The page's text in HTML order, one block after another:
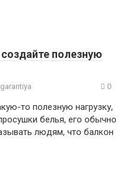
полезную
0
то полезную нагрузку,
белья, его обычно
людям, что балкон